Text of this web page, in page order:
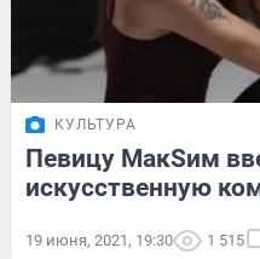
КУЛЬТУРА
Певицу МакSим
искусственную
19 июня, 2021, 19:30 1 515